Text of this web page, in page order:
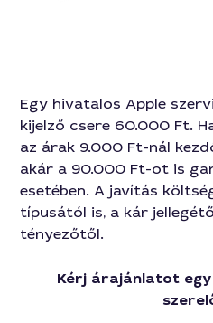
Egy hivatalos Apple
kijelző csere 60.000 Ft.
az árak 9.000 Ft-nál
akár a 90.000 Ft-ot is
esetében. A javítás
típusától is, a kár
tényezőtől.
Kérj árajánlatot